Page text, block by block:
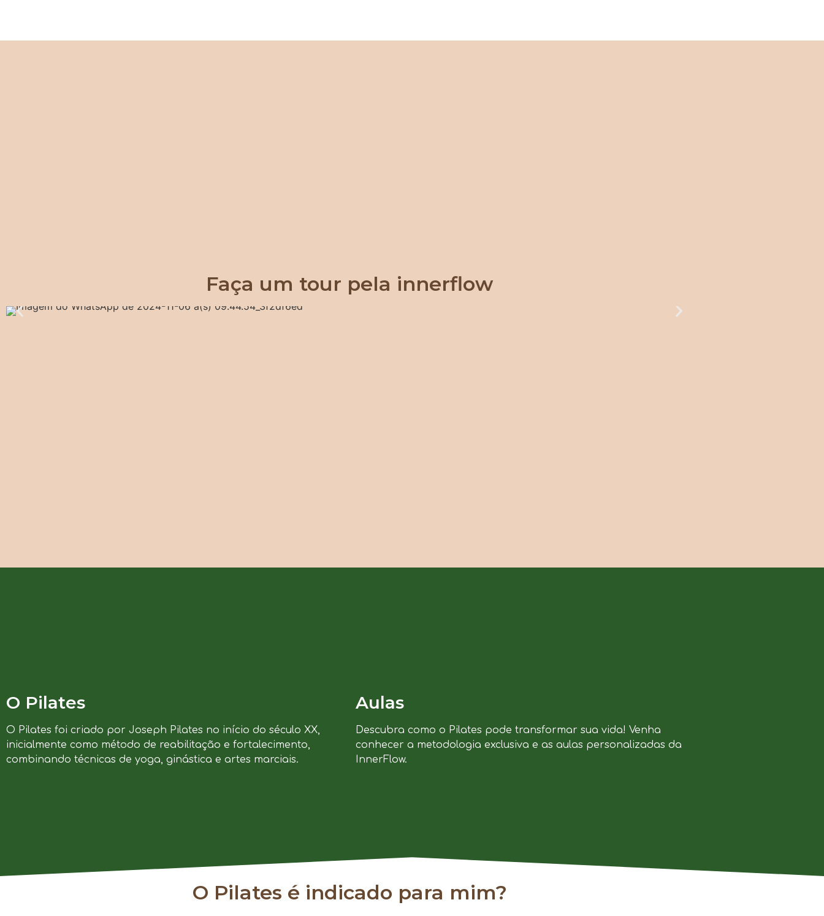
Faça um tour pela innerflow
O Pilates
O Pilates foi criado por Joseph Pilates no início do século XX,
inicialmente como método de reabilitação e fortalecimento,
combinando técnicas de yoga, ginástica e artes marciais.
Aulas
Descubra como o Pilates pode transformar sua vida! Venha
conhecer a metodologia exclusiva e as aulas personalizadas da
InnerFlow.
O Pilates é indicado para mim?